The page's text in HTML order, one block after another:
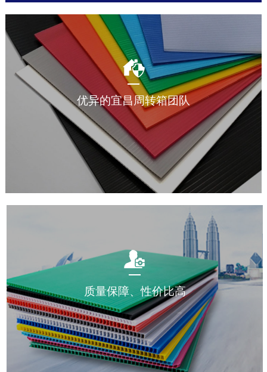
优异的宜昌周转箱团队
质量保障、性价比高